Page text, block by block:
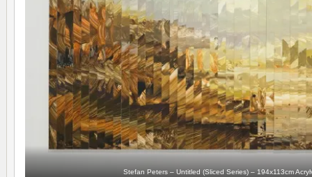
Stefan Peters – Untitled (Sliced Series) – 194x113cm